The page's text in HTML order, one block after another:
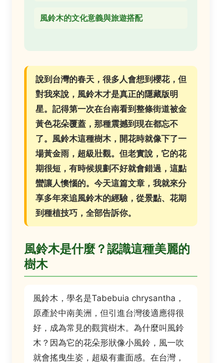
風鈴木的文化意義與旅遊搭配
說到台灣的春天，很多人會想到櫻花，但
對我來說，風鈴木才是真正的隱藏版明
星。記得第一次在台南看到整條街道被金
黃色花朵覆蓋，那種震撼到現在都忘不
了。風鈴木這種樹木，開花時就像下了一
場黃金雨，超級壯觀。但老實說，它的花
期很短，有時候規劃不好就會錯過，這點
蠻讓人懊惱的。今天這篇文章，我就來分
享多年來追風鈴木的經驗，從景點、花期
到種植技巧，全部告訴你。
風鈴木是什麼？認識這種美麗的
樹木
風鈴木，學名是Tabebuia chrysantha，
原產於中南美洲，但引進台灣後適應得很
好，成為常見的觀賞樹木。為什麼叫風鈴
木？因為它的花朵形狀像小風鈴，風一吹
就會搖曳生姿，超級有畫面感。在台灣，